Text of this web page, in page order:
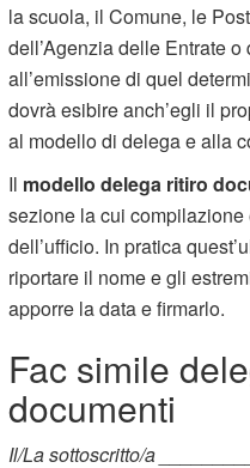
la scuola, il Comune, le
dell’Agenzia delle Entrate
all’emissione di quel
dovrà esibire anch’egli il
al modello di delega e alla
Il modello delega ritiro
sezione la cui compilazione
dell’ufficio. In pratica
riportare il nome e gli
apporre la data e firmarlo.
Fac simile
documenti
Il/La sottoscritto/a